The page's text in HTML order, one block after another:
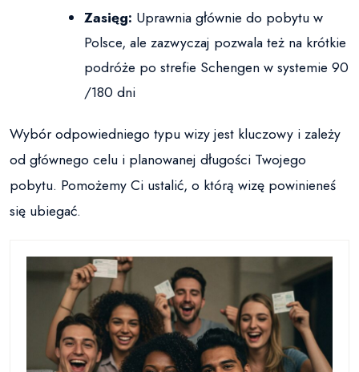
Zasięg: Uprawnia głównie do pobytu w
Polsce, ale zazwyczaj pozwala też na krótkie
podróże po strefie Schengen w systemie 90
/180 dni
Wybór odpowiedniego typu wizy jest kluczowy i zależy
od głównego celu i planowanej długości Twojego
pobytu. Pomożemy Ci ustalić, o którą wizę powinieneś
się ubiegać.